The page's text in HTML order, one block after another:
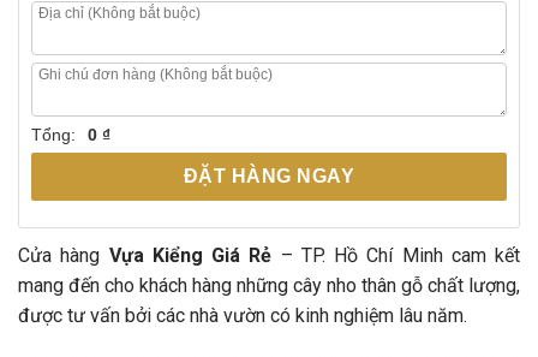
Tổng: 0 ₫
ĐẶT HÀNG NGAY
Cửa hàng Vựa Kiểng Giá Rẻ – TP. Hồ Chí Minh cam kết
mang đến cho khách hàng những cây nho thân gỗ chất lượng,
được tư vấn bởi các nhà vườn có kinh nghiệm lâu năm.